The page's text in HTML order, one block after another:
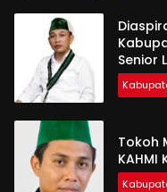
Senior
Tokoh